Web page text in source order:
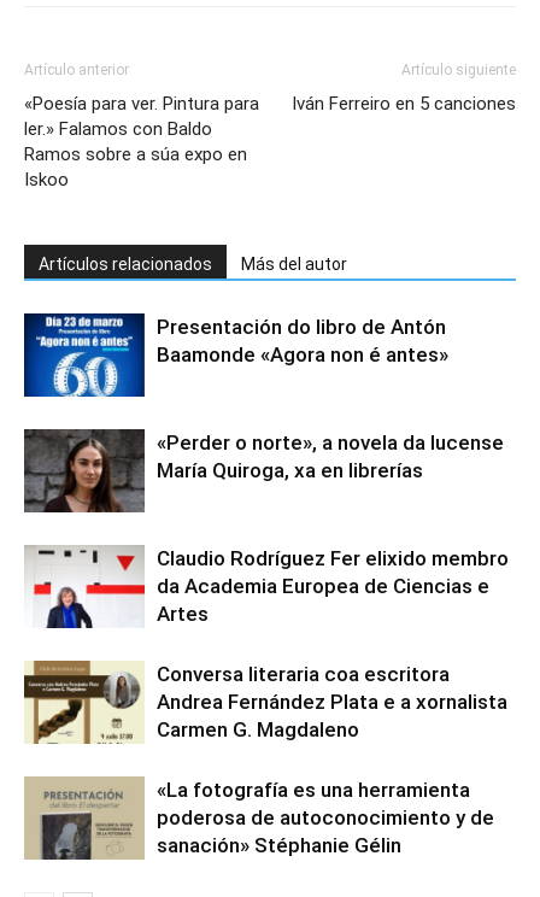
Artículo anterior
«Poesía para ver. Pintura para
ler.» Falamos con Baldo
Ramos sobre a súa expo en
Iskoo
Artículo siguiente
Iván Ferreiro en 5 canciones
Artículos relacionados Más del autor
Presentación do libro de Antón
Baamonde «Agora non é antes»
«Perder o norte», a novela da lucense
María Quiroga, xa en librerías
Claudio Rodríguez Fer elixido membro
da Academia Europea de Ciencias e
Artes
Conversa literaria coa escritora
Andrea Fernández Plata e a xornalista
Carmen G. Magdaleno
«La fotografía es una herramienta
poderosa de autoconocimiento y de
sanación» Stéphanie Gélin